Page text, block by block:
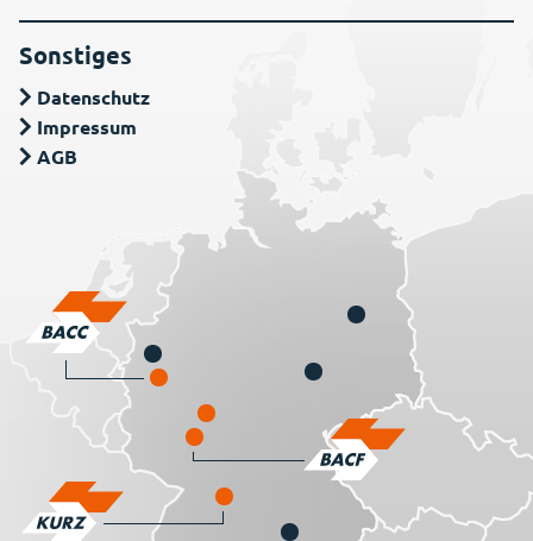
Sonstiges
Datenschutz
Impressum
AGB